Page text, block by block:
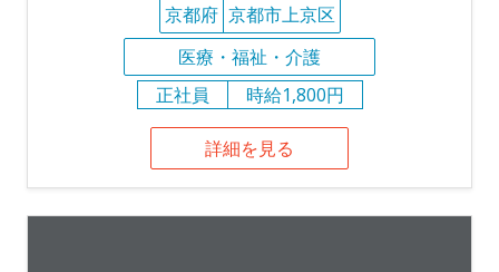
京都府 京都市上京区
医療・福祉・介護
正社員
時給1,800円
詳細を見る